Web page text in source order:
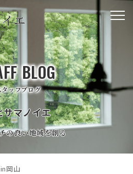
サマノイエ
の良い地域を創る
BLOG
タッフブログ
岡山